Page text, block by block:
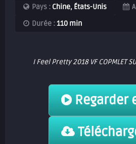
Pays : Chine, États-Unis
Durée :110 min
I Feel Pretty 2018 VF COPMLET
Regarder